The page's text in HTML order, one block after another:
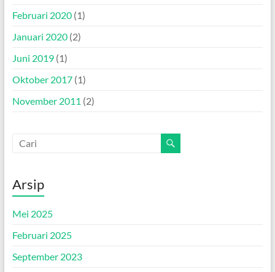
Februari 2020(1)
Januari 2020(2)
Juni 2019(1)
Oktober 2017(1)
November 2011 (2)
Arsip
Mei 2025
Februari 2025
September 2023